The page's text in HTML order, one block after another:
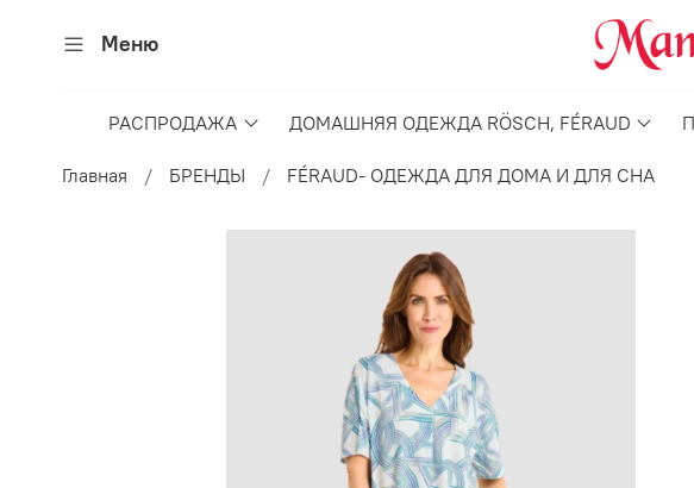
Меню
РАСПРОДАЖА ДОМАШНЯЯ ОДЕЖДА RÖSCH, FÉRAUD
Главная БРЕНДЫ FÉRAUD- ОДЕЖДА ДЛЯ ДОМА И ДЛЯ СНА